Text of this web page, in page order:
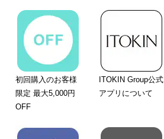
初回購入のお客様
限定 最大5,000円
OFF
ITOKIN Group公式
アプリについて